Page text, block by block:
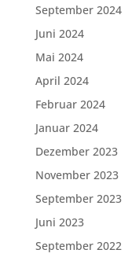
September 2024
Juni 2024
Mai 2024
April 2024
Februar 2024
Januar 2024
Dezember 2023
November 2023
September 2023
Juni 2023
September 2022